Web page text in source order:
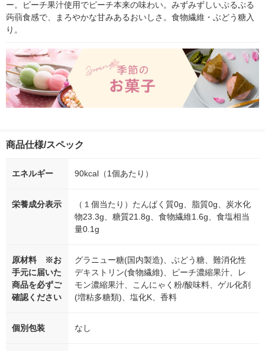
ー。ピーチ果汁使用でピーチ本来の味わい。みずみずしいぷるぷる
蒟蒻食感で、まろやかな甘みあるおいしさ。食物繊維・ぶどう糖入
り。
商品仕様/スペック
エネルギー 90kcal（1個あたり）
栄養成分表示
（１個当たり）たんぱく質0g、脂質0g、炭水化
物23.3g、糖質21.8g、食物繊維1.6g、食塩相当
量0.1g
原材料 ※お
手元に届いた
商品を必ずご
確認ください
グラニュー糖(国内製造)、ぶどう糖、難消化性
デキストリン(食物繊維)、ピーチ濃縮果汁、レ
モン濃縮果汁、こんにゃく粉/酸味料、ゲル化剤
(増粘多糖類)、塩化K、香料
個別包装 なし